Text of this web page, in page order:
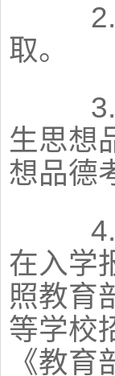
2.“
取。
3.学
生思想
想品德
4.考
在入学
照教育
等学校
《教